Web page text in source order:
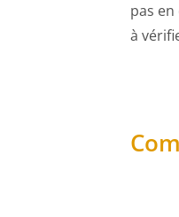
pas en
à